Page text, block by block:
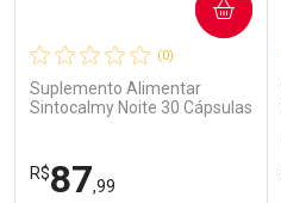
Comprar sem Desconto
Por R$ 41,99/cada
Comprar sem Desconto
Por R$ 41,99/cada
(0)
Suplemento Alimentar
Sintocalmy Noite 30 Cápsulas
R$87,99
COMPRAR